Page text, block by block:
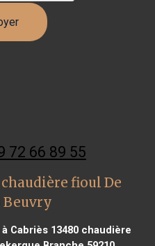
72 66 89 55
fioul De
Cabriès 13480chaudière